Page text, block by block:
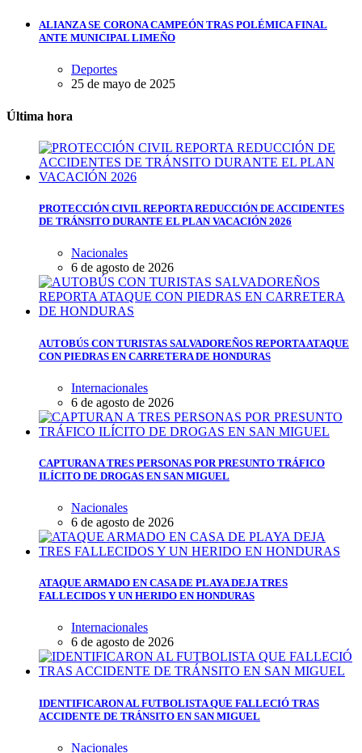
ALIANZA SE CORONA CAMPEÓN TRAS POLÉMICA FINAL
ANTE MUNICIPAL LIMEÑO
Deportes
25 de mayo de 2025
Última hora
PROTECCIÓN CIVIL REPORTA REDUCCIÓN DE ACCIDENTES
DE TRÁNSITO DURANTE EL PLAN VACACIÓN 2026
Nacionales
6 de agosto de 2026
AUTOBÚS CON TURISTAS SALVADOREÑOS REPORTA ATAQUE
CON PIEDRAS EN CARRETERA DE HONDURAS
Internacionales
6 de agosto de 2026
CAPTURAN A TRES PERSONAS POR PRESUNTO TRÁFICO
ILÍCITO DE DROGAS EN SAN MIGUEL
Nacionales
6 de agosto de 2026
ATAQUE ARMADO EN CASA DE PLAYA DEJA TRES
FALLECIDOS Y UN HERIDO EN HONDURAS
Internacionales
6 de agosto de 2026
IDENTIFICARON AL FUTBOLISTA QUE FALLECIÓ TRAS
ACCIDENTE DE TRÁNSITO EN SAN MIGUEL
Nacionales